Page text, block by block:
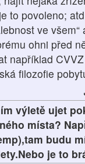
to povoleno;
ve
ohni před
například
filozofie
výletě ujet
místa?
budu
je to